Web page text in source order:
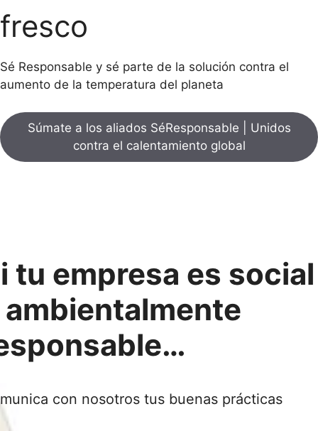
fresco
Sé Responsable y sé parte de la solución contra el
aumento de la temperatura del planeta
Súmate a los aliados SéResponsable | Unidos
contra el calentamiento global
tu empresa es social
con nosotros tus buenas prácticas